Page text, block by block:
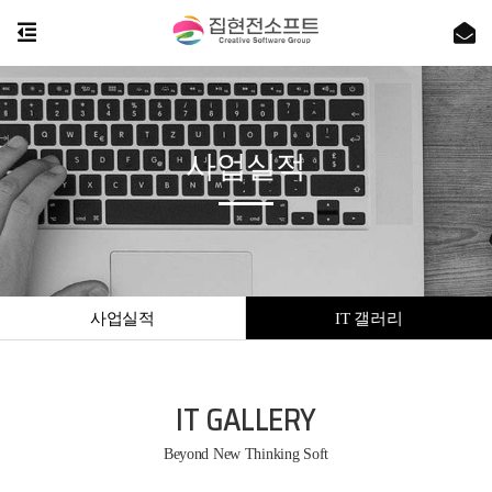
사업실적 IT 갤러리
사업실적
IT GALLERY
Beyond New Thinking Soft